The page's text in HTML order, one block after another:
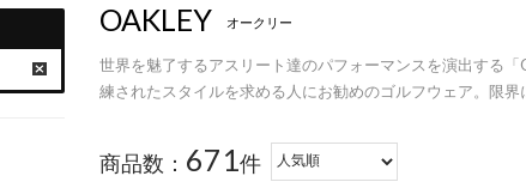
OAKLEY オークリー
世界を魅了するアスリート達のパフォーマンスを演出する
練されたスタイルを求める人にお勧めのゴルフウェア。限
商品数： 671件